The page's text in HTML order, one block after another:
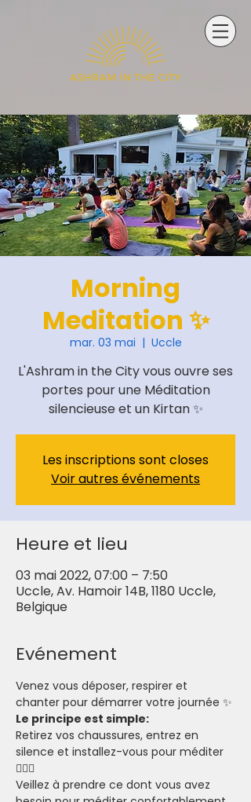
Morning
Meditation ✨
mar. 03 mai
  |
Uccle
L'Ashram in the City vous ouvre ses
portes pour une Méditation
Les inscriptions sont closes
Voir autres événements
Heure et lieu
03 mai 2022, 07:00 – 7:50
Uccle, Av. Hamoir 14B, 1180 Uccle,
Belgique
Evénement
Venez vous déposer, respirer et
chanter pour démarrer votre journée ✨
Le principe est simple:
Retirez vos chaussures, entrez en
silence et installez-vous pour méditer
🧘🏽‍♂️
Veillez à prendre ce dont vous avez